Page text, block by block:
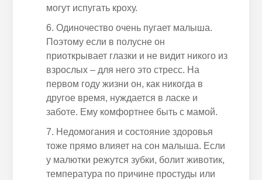
могут испугать кроху.
Одиночество очень пугает малыша.
Поэтому если в полусне он
приоткрывает глазки и не видит никого из
взрослых – для него это стресс. На
первом году жизни он, как никогда в
другое время, нуждается в ласке и
заботе. Ему комфортнее быть с мамой.
Недомогания и состояние здоровья
тоже прямо влияет на сон малыша. Если
у малютки режутся зубки, болит животик,
температура по причине простуды или